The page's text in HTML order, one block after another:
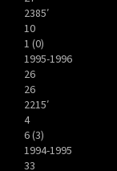
2385′
10
1 (0)
1995-1996
26
26
2215′
4
6 (3)
1994-1995
33